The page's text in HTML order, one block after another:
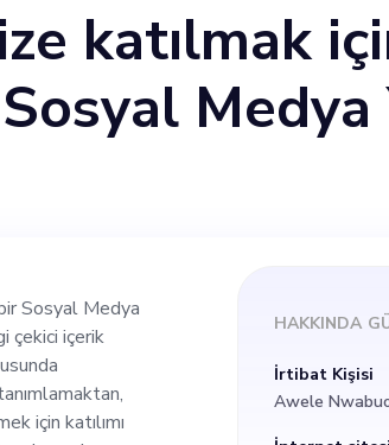
katılmak
Sosyal
sahip
Sosyal Medya
çekici içerik
için katılımı
HAKKINDA
İrtibat Kişisi
Awele